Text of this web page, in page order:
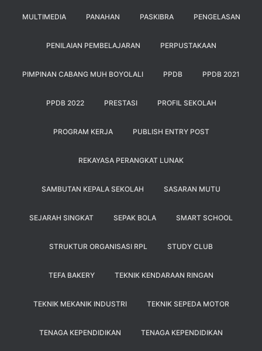
MULTIMEDIA PANAHAN PASKIBRA PENGELASAN
PENILAIAN PEMBELAJARAN PERPUSTAKAAN
PIMPINAN CABANG MUH BOYOLALI PPDB PPDB 2021
PPDB 2022 PRESTASI PROFIL SEKOLAH
PROGRAM KERJA PUBLISH ENTRY POST
REKAYASA PERANGKAT LUNAK
SAMBUTAN KEPALA SEKOLAH SASARAN MUTU
SEJARAH SINGKAT SEPAK BOLA SMART SCHOOL
STRUKTUR ORGANISASI RPL STUDY CLUB
TEFA BAKERY TEKNIK KENDARAAN RINGAN
TEKNIK MEKANIK INDUSTRI TEKNIK SEPEDA MOTOR
TENAGA KEPENDIDIKAN TENAGA KEPENDIDIKAN